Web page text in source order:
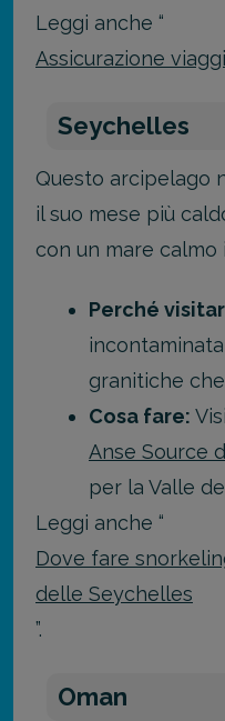
Leggi anche “
Assicurazione
Seychelles
Questo arcipelago
il suo mese più
con un mare
Perché
granitiche
Cosa fare:
Anse Source
per la Valle
Leggi anche “
Dove fare
delle Seychelles
”.
Oman